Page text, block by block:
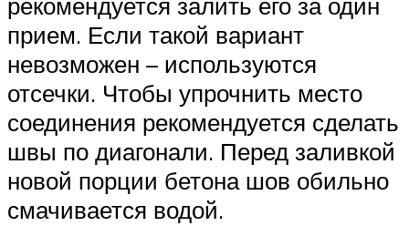
прием. Если такой вариант
невозможен – используются
отсечки. Чтобы упрочнить место
соединения рекомендуется сделать
швы по диагонали. Перед заливкой
новой порции бетона шов обильно
смачивается водой.